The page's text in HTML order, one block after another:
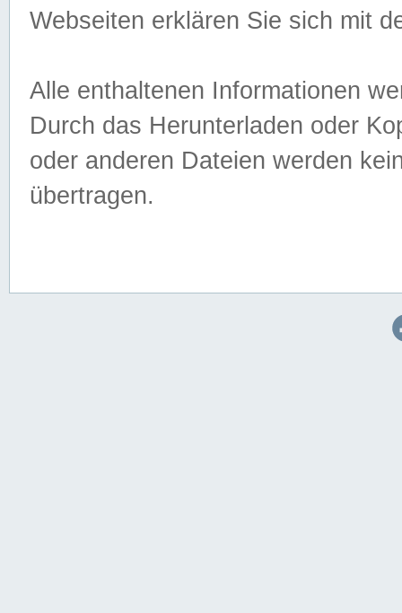
Webseiten erklären Sie sich mit
Alle enthaltenen Informationen
Durch das Herunterladen oder
oder anderen Dateien werden
übertragen.